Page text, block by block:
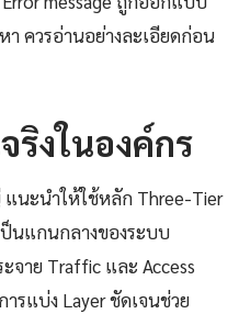
ควรอ่านอย่างละเอียดก่อน
ริงในองค์กร
นะนำให้ใช้หลัก Three-Tier
นแกนกลางของระบบ
จาย Traffic และ Access
รแบ่ง Layer ชัดเจนช่วย